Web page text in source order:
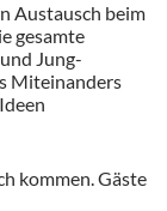
Austausch beim
gesamte
Jung-
Miteinanders
kommen. Gäste